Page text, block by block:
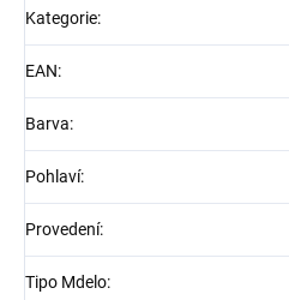
Kategorie:
EAN:
Barva:
Pohlaví:
Provedení:
Tipo Mdelo: